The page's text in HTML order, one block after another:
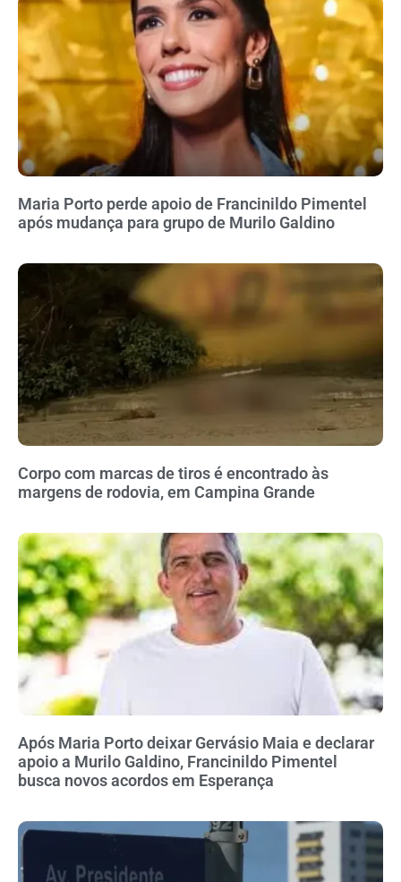
Maria Porto perde apoio de Francinildo Pimentel
após mudança para grupo de Murilo Galdino
Corpo com marcas de tiros é encontrado às
margens de rodovia, em Campina Grande
Após Maria Porto deixar Gervásio Maia e declarar
apoio a Murilo Galdino, Francinildo Pimentel
busca novos acordos em Esperança